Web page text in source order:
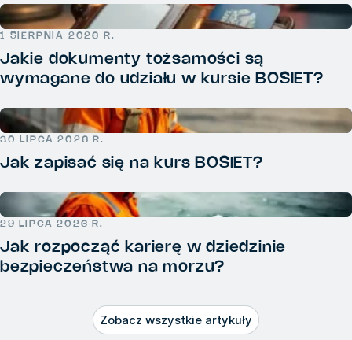
1 SIERPNIA 2026 R.
Jakie dokumenty tożsamości są
wymagane do udziału w kursie BOSIET?
30 LIPCA 2026 R.
Jak zapisać się na kurs BOSIET?
29 LIPCA 2026 R.
Jak rozpocząć karierę w dziedzinie
bezpieczeństwa na morzu?
Zobacz wszystkie artykuły